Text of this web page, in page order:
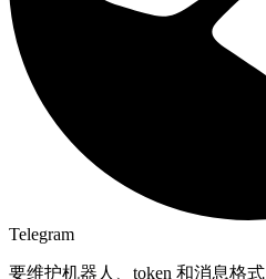
Telegram
要维护机器人、token 和消息格式